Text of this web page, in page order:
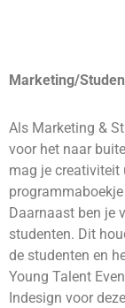
Marketing/
Als Marketing &
voor het naar
mag je creativiteit
Daarnaast ben je
studenten. Dit
de studenten en
Young Talent
Indesign voor